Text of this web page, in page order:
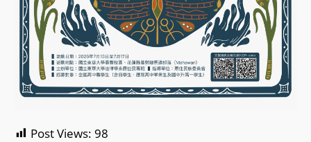
Post Views: 98